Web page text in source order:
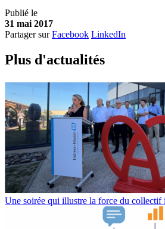
Publié le
31 mai 2017
Partager sur Facebook LinkedIn
Plus d'actualités
Une soirée qui illustre la force du collectif